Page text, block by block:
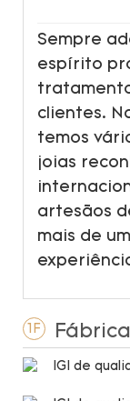
Sempre
espírito
clientes.
temos
joias
artesãos
mais de
1F